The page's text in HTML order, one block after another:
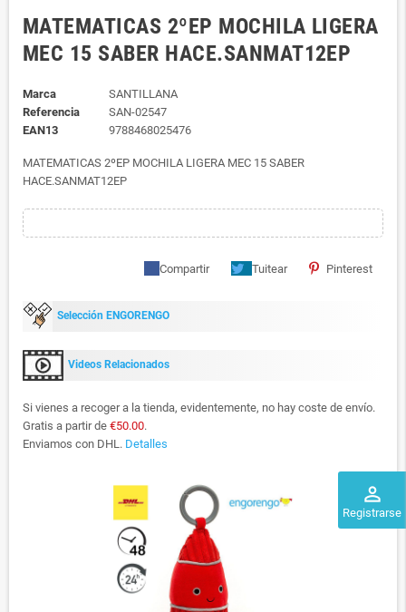
perm_identity
Registrarse
MATEMATICAS 2ºEP MOCHILA LIGERA
MEC 15 SABER HACE.SANMAT12EP
Marca
SANTILLANA
Referencia
SAN-02547
EAN13
9788468025476
MATEMATICAS 2ºEP MOCHILA LIGERA MEC 15 SABER
HACE.SANMAT12EP
Compartir Tuitear Pinterest
Selección ENGORENGO
Videos Relacionados
Si vienes a recoger a la tienda, evidentemente, no hay coste de envío.
Gratis a partir de €50.00.
Enviamos con DHL. Detalles